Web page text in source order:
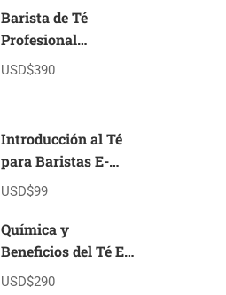
Barista de Té
Profesional
Certificado E-
USD$390
Introducción al Té
para Baristas E-
learning
USD$99
Química y
Beneficios del Té E-
Learning
USD$290